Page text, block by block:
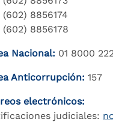
(602) 8856174
(602) 8856178
Nacional: 01 8000
Anticorrupción: 157
electrónicos:
judiciales: